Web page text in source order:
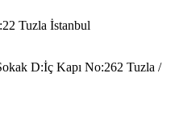
Tuzla İstanbul
D:İç Kapı No:262 Tuzla /